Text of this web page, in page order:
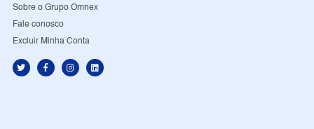
Sobre o Grupo Omnex
Fale conosco
Excluir Minha Conta